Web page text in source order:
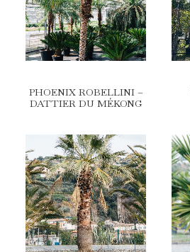
PHOENIX ROBELLINI –
DATTIER DU MÉKONG